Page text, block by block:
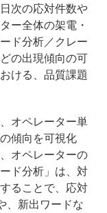
次の応対件数や
ー全体の架電・
ド分析／クレー
の出現傾向の可
ける、品質課題
オペレーター単
傾向を可視化
オペレーターの
ド分析」は、対
ることで、応対
、新出ワードな